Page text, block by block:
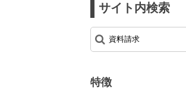
サイト内検索
特徴